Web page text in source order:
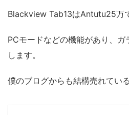
Blackview Tab13はAntutu25万
PCモードなどの機能があり、
します。
僕のブログからも結構売れてい